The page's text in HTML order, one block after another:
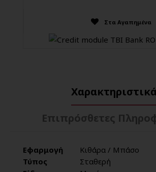
Στα Αγαπημένα
Επιπρόσθετες
Εφαρμογή
Κιθάρα / Μπάσο
Τύπος
Σταθερή